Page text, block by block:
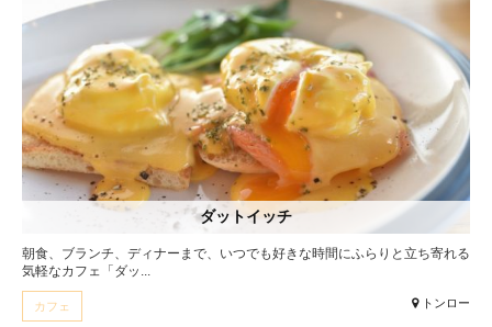
ダットイッチ
朝食、ブランチ、ディナーまで、いつでも好きな時間にふらりと立ち寄れる
気軽なカフェ「ダッ...
トンロー
カフェ